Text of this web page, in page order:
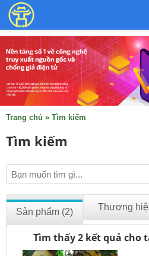
Trang chủ » Tìm kiếm
Tìm kiếm
Sản phẩm (2) Thương
Tìm thấy 2 kết quả cho